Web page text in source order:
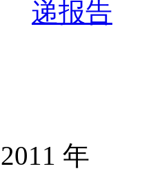
2011 年